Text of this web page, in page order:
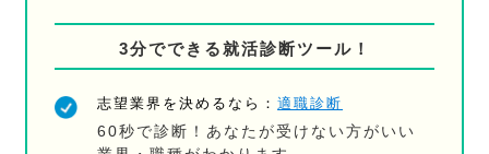
3分でできる就活診断ツール！
志望業界を決めるなら：適職診断
60秒で診断！あなたが受けない方がいい